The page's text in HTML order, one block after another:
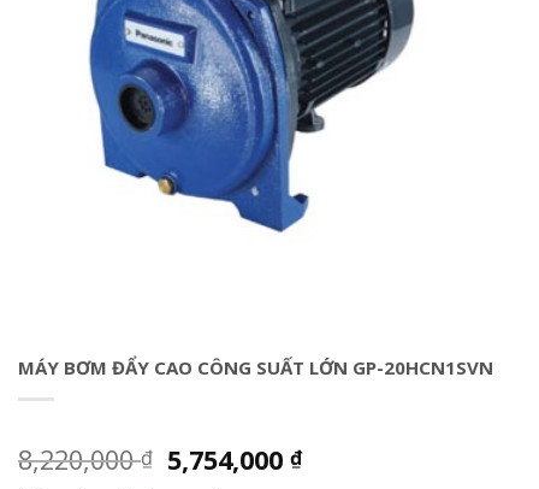
MÁY BƠM ĐẨY CAO CÔNG SUẤT LỚN GP-20HCN1SVN
8,220,000₫ 5,754,000₫